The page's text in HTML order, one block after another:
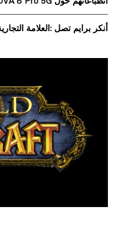
أنكر برايم تصل :العلامة